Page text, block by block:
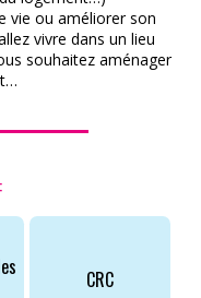
vie ou améliorer son
vivre dans un lieu
souhaitez aménager
CRC